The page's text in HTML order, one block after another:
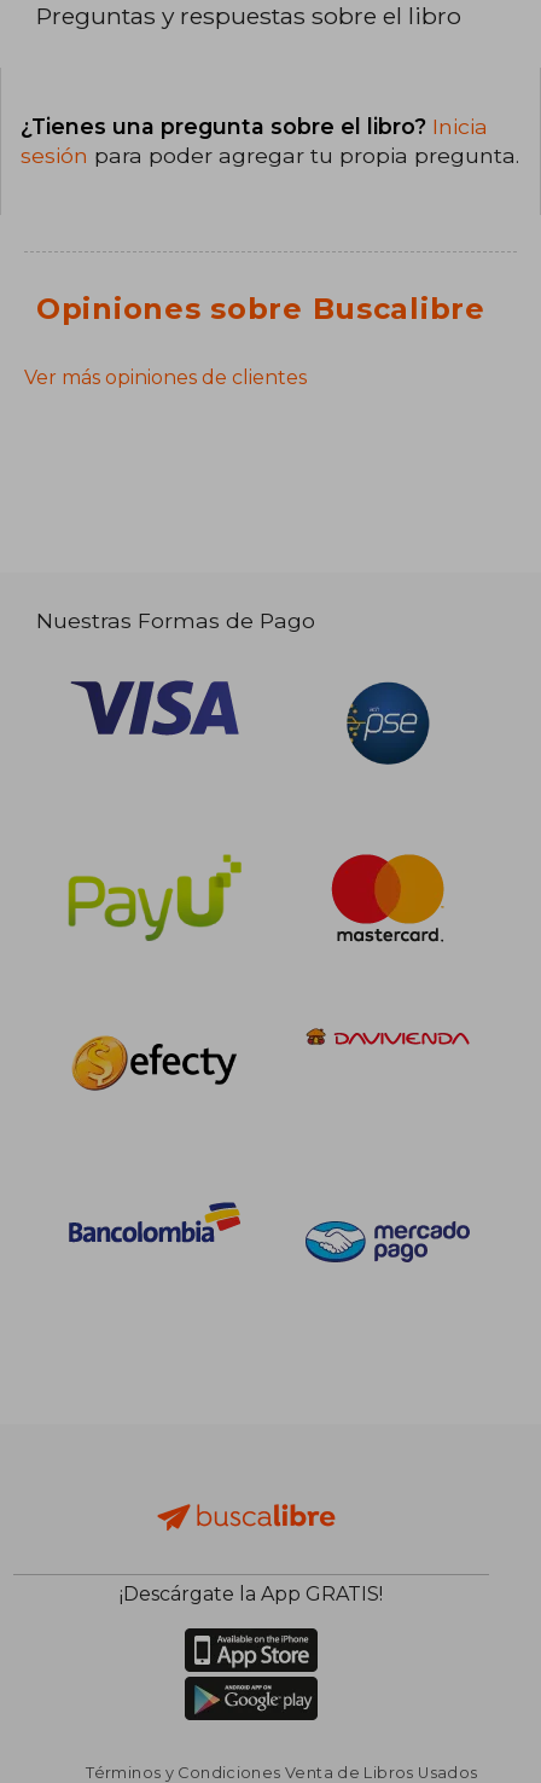
Preguntas y respuestas sobre el libro
¿Tienes una pregunta sobre el libro? Inicia
sesión para poder agregar tu propia pregunta.
Opiniones sobre Buscalibre
Ver más opiniones de clientes
Nuestras Formas de Pago
¡Descárgate la App GRATIS!
Términos y Condiciones Venta de Libros Usados